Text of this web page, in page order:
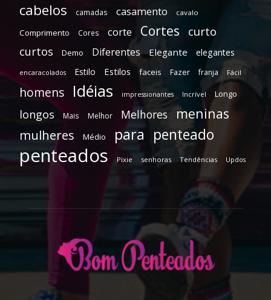
cabelos camadas casamento cavalo
Comprimento Cores corte Cortes curto
curtos Demo Diferentes Elegante elegantes
encaracolados Estilo Estilos faceis Fazer franja Fácil
homens Idéias impressionantes Incrível Longo
longos Mais Melhor Melhores meninas
mulheres Médio para penteado
penteados Pixie senhoras Tendências Updos